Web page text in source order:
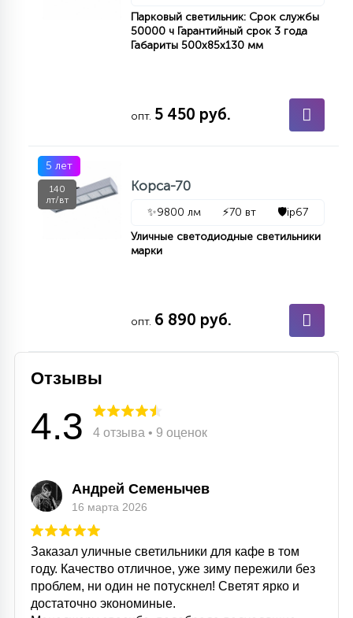
Парковый светильник: Срок службы
50000 ч Гарантийный срок 3 года
Габариты 500х85х130 мм
опт. 5 450 руб.
5 лет
140
лт/вт
Корса-70
✨9800 лм ⚡70 вт 🛡️ip67
Уличные светодиодные светильники
марки
опт. 6 890 руб.
Отзывы
4.3 4 отзыва • 9 оценок
Андрей Семенычев
16 марта 2026
Заказал уличные светильники для кафе в том
году. Качество отличное, уже зиму пережили без
проблем, ни один не потускнел! Светят ярко и
достаточно экономиные.